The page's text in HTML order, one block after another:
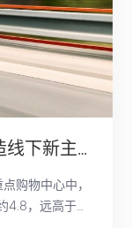
消费体验前置，车企如何打造线下新主场
购物中心中，
，远高于全